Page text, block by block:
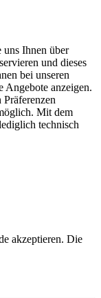
Ihnen über
und dieses
bei unseren
Angebote anzeigen.
Präferenzen
Mit dem
technisch
akzeptieren. Die